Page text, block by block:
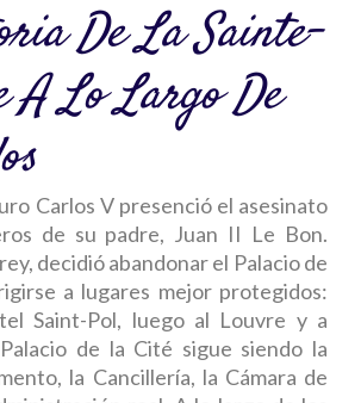
De La Sainte-
A Lo Largo De
Carlos V presenció el asesinato
de su padre, Juan II Le Bon.
decidió abandonar el Palacio de
a lugares mejor protegidos:
Saint-Pol, luego al Louvre y a
de la Cité sigue siendo la
la Cancillería, la Cámara de